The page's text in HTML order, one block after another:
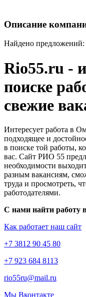
Описание
Найдено предложений:
Rio55.ru -
поиске
свежие
Интересует работа в
подходящее и
в поиске той работы,
вас. Сайт РИО 55
необходимости
разным вакансиям,
труда и просмотреть,
работодателями.
С нами найти работу
Как работает наш сайт
+7 3812 90 45 80
+7 923 684 8113
rio55ru@mail.ru
Мы Вконтакте